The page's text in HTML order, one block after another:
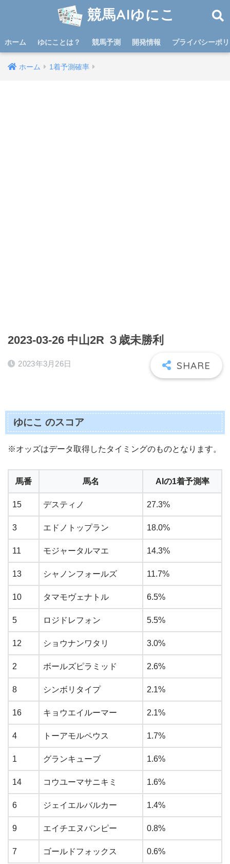
競馬AIゆにこ
ホーム ゆにことは？ 競馬予測 開発情報 プライバシーポ
ホーム 1着予測確率
2023-03-26 中山2R ３歳未勝利
2023年3月26日
ゆにこ のスコア
※オッズはデータ取得したタイミングのものとなります。
馬番 馬名 AIの1着予測率
15 デスティノ 27.3%
3 エドノトップラン 18.0%
11 モジャータルマエ 14.3%
13 シャノンフォールズ 11.7%
10 タマモヴェナトル 6.5%
5 ロジドレフォン 5.5%
12 ショウナンワタリ 3.0%
2 ボールズピラミッド 2.6%
8 シンボリタイプ 2.1%
16 キョウエイルーマー 2.1%
4 トーアモルペウス 1.7%
1 グランキューブ 1.6%
14 コウユーマサニキミ 1.6%
6 ジェイエルバルカー 1.4%
9 エイチエヌバンピー 0.8%
7 ゴールドフォックス 0.6%